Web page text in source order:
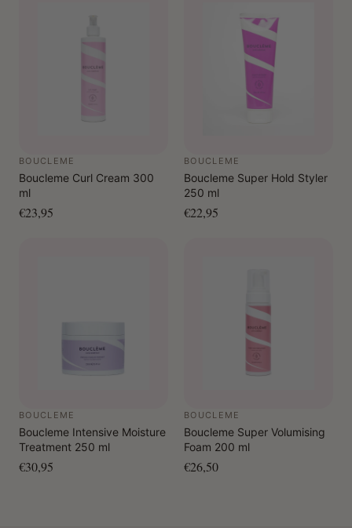
blijft. Perfect voor een natuurlijke krulstijl!
BOUCLEME
Boucleme Curl Cream 300
ml
€23,95
BOUCLEME
Boucleme Super Hold Styler
250 ml
€22,95
BOUCLEME
Boucleme Intensive Moisture
Treatment 250 ml
€30,95
BOUCLEME
Boucleme Super Volumising
Foam 200 ml
€26,50